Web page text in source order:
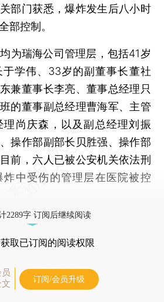
门获悉，爆炸发生后八小时
部控制。
瑞海公司管理层，包括41岁
学伟、33岁的副董事长董社
兼董事长李亮、董事总经理只
的董事副总经理曹海军、主管
尚庆森，以及副总经理刘振
操作部副部长贝胜强、操作部
前，六人已被公安机关依法刑
中受伤的管理层在医院被控
2289字 订阅后继续阅读
取已订阅的阅读权限
订阅/会员升级